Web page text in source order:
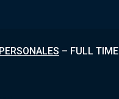
– FULL TIME